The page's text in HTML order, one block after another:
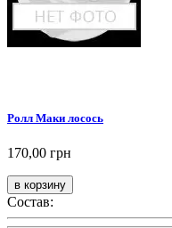
Ролл Маки лосось
170,00 грн
Состав: